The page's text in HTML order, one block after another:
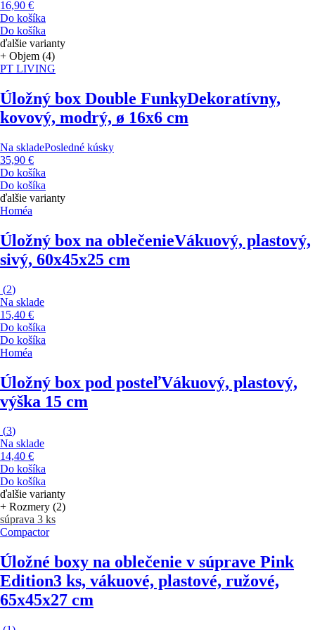
16,90 €
Do košíka
Do košíka
ďalšie varianty
+ Objem (4)
PT LIVING
Úložný box Double FunkyDekoratívny,
kovový, modrý, ø 16x6 cm
Na skladePosledné kúsky
35,90 €
Do košíka
Do košíka
ďalšie varianty
Homéa
Úložný box na oblečenieVákuový, plastový,
sivý, 60x45x25 cm
(2)
Na sklade
15,40 €
Do košíka
Do košíka
Homéa
Úložný box pod posteľVákuový, plastový,
výška 15 cm
(3)
Na sklade
14,40 €
Do košíka
Do košíka
ďalšie varianty
+ Rozmery (2)
súprava 3 ks
Compactor
Úložné boxy na oblečenie v súprave Pink
Edition3 ks, vákuové, plastové, ružové,
65x45x27 cm